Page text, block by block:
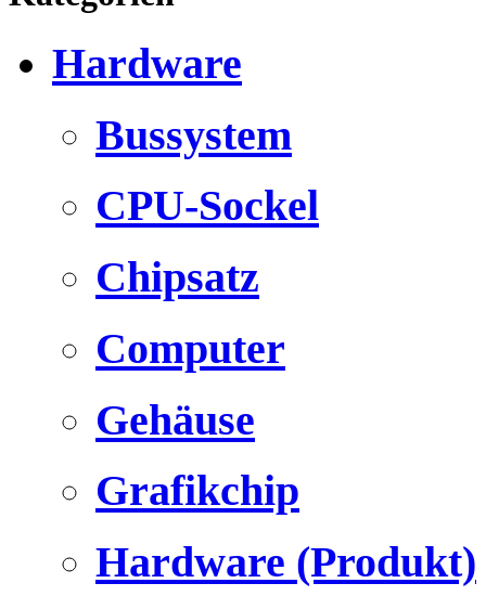
Hardware
Bussystem
CPU-Sockel
Chipsatz
Computer
Gehäuse
Grafikchip
Hardware (Produkt)